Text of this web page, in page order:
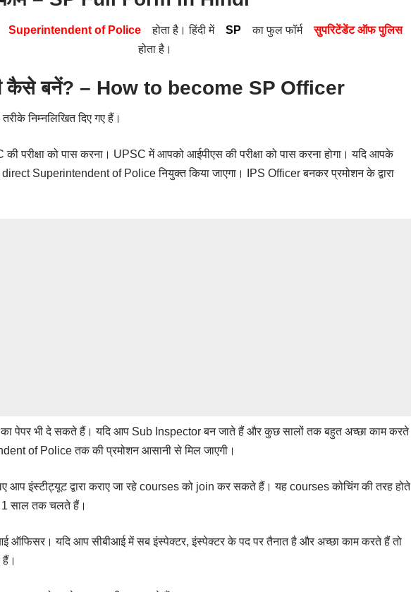
Superintendent of Police होता है। हिंदी में SP का फुल फॉर्म
सुपरिटेंडेंट ऑफ पुलिस
होता है।
कैसे बनें? – How to become SP Officer
निम्नलिखित दिए गए हैं।
की परीक्षा को पास करना। UPSC में आपको आईपीएस की परीक्षा को पास करना होगा। यदि आपके
direct Superintendent of Police नियुक्त किया जाएगा।
IPS Officerबनकर प्रमोशन के द्वारा
का पेपर भी दे सकते हैं। यदि आप Sub Inspector बन जाते हैं और कुछ सालों तक बहुत अच्छा काम करते
of Police तक की प्रमोशन आसानी से मिल जाएगी।
आप इंस्टीट्यूट द्वारा कराए जा रहे courses को join कर सकते हैं। यह courses कोचिंग की तरह होते
1 साल तक चलते हैं।
ऑफिसर। यदि आप सीबीआई में सब इंस्पेक्टर, इंस्पेक्टर के पद पर तैनात है और अच्छा काम करते हैं तो